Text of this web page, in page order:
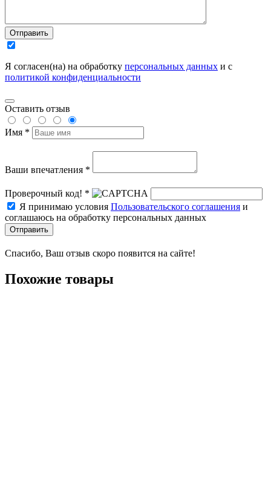
Отправить
Я согласен(на) на обработку персональных данных и с
политикой конфиденциальности
Оставить отзыв
Имя *
Ваши впечатления *
Проверочный код! *
Я принимаю условия Пользовательского соглашения и
соглашаюсь на обработку персональных данных
Отправить
Спасибо, Ваш отзыв скоро появится на сайте!
Похожие товары